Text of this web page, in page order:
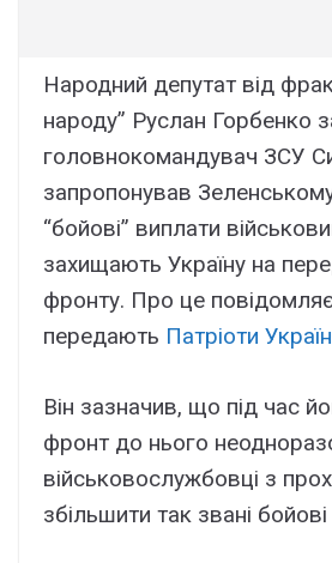
Народний депутат від
народу” Руслан Горбенко
головнокомандувач ЗСУ
запропонував
“бойові” виплати
захищають Україну на
фронту. Про це
передають Патріоти
Він зазначив, що під час
фронт до нього
військовослужбовці з
збільшити так звані